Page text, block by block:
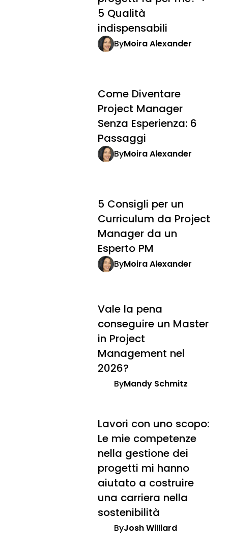
5 Qualità
indispensabili
ByMoira Alexander
Come Diventare
Project Manager
Senza Esperienza: 6
Passaggi
ByMoira Alexander
5 Consigli per un
Curriculum da Project
Manager da un
Esperto PM
ByMoira Alexander
Vale la pena
conseguire un Master
in Project
Management nel
2026?
ByMandy Schmitz
Lavori con uno scopo:
Le mie competenze
nella gestione dei
progetti mi hanno
aiutato a costruire
una carriera nella
sostenibilità
ByJosh Williard